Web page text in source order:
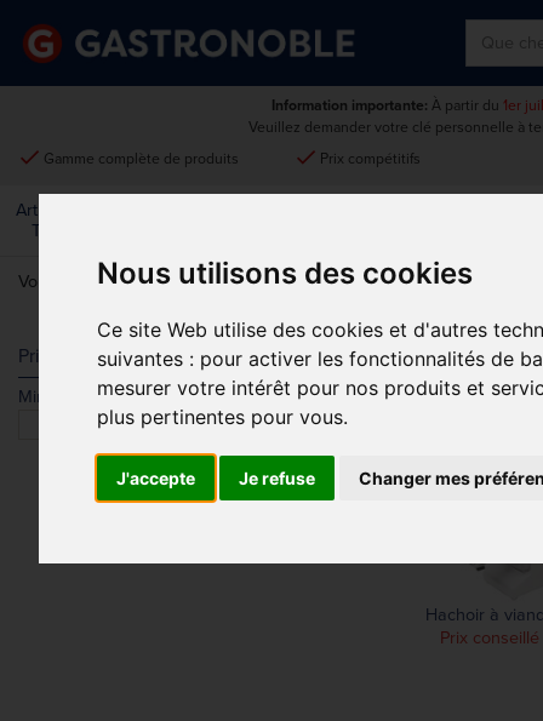
Nous utilisons des cookies
Ce site Web utilise des cookies et d'autres
suivantes : pour activer les fonctionnalités de
mesurer votre intérêt pour nos produits et
plus pertinentes pour vous.
J'accepte Je refuse Changer mes
Information importante: À partir du 1er
Veuillez demander votre clé personnelle à
done Gamme complète de produits done Prix compétitifs
Art De La
Table
Vous êtes ici:Accueil > Matériel électrique et de cuisson >
Prix
Min. Max.
HACHOIRS
Hachoir à
Prix